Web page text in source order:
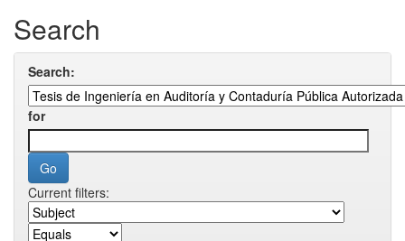
Search
Search:
for
Current filters: